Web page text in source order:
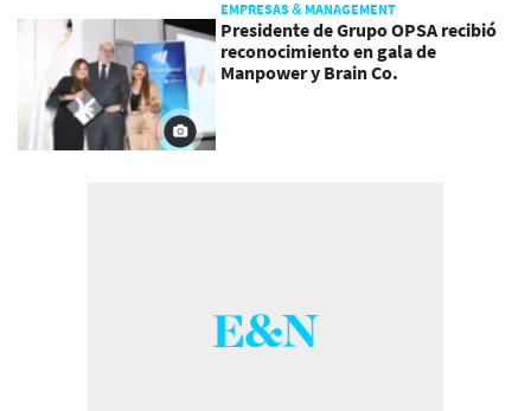
EMPRESAS & MANAGEMENT
Presidente de Grupo OPSA recibió
reconocimiento en gala de
Manpower y Brain Co.